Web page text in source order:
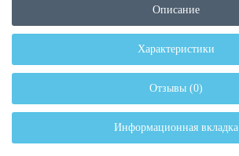
Описание
Характеристики
Отзывы (0)
Информационная вкладка